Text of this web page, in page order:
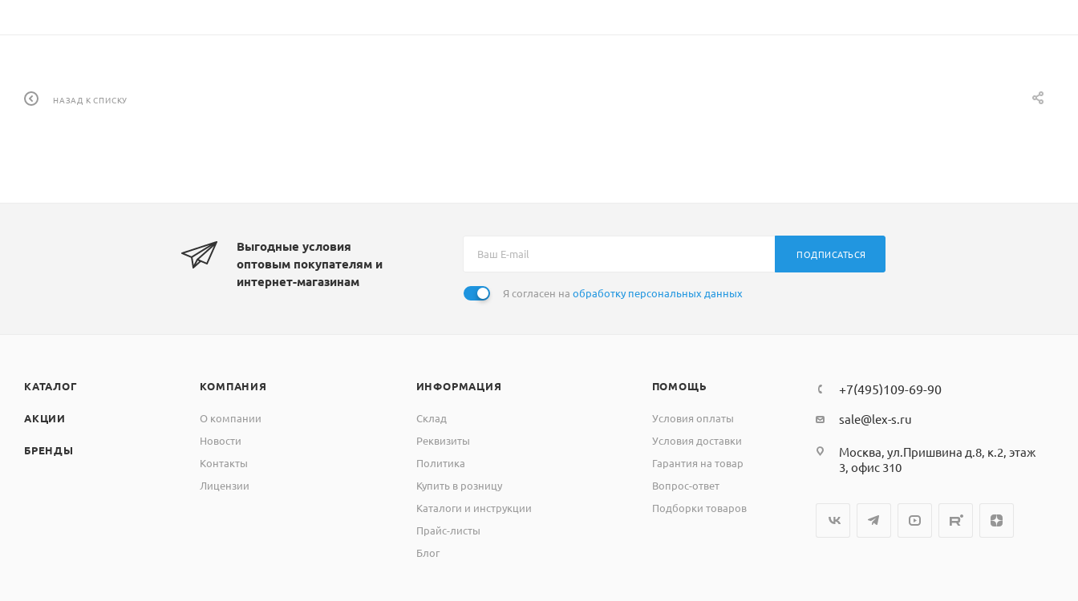
НАЗАД К СПИСКУ
Выгодные условия
оптовым покупателям и
интернет-магазинам
ПОДПИСАТЬСЯ
Я согласен на обработку персональных данных
КАТАЛОГ
АКЦИИ
БРЕНДЫ
КОМПАНИЯ
О компании
Новости
Контакты
Лицензии
ИНФОРМАЦИЯ
Склад
Реквизиты
Политика
Купить в розницу
Каталоги и инструкции
Прайс-листы
Блог
ПОМОЩЬ
Условия оплаты
Условия доставки
Гарантия на товар
Вопрос-ответ
Подборки товаров
+7(495)109-69-90
sale@lex-s.ru
Москва, ул.Пришвина д.8, к.2, этаж
3, офис 310